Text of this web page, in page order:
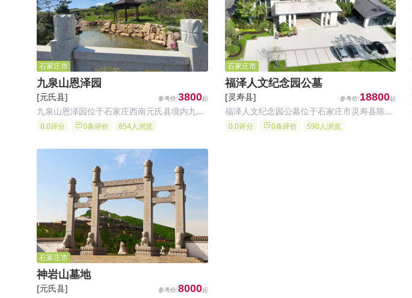
石家庄市
九泉山恩泽园
[元氏县] 3800
九泉山恩泽园位于石家庄西南元氏县境内九泉
山，紧邻元氏县烈士陵园，前有蟠龙湖后有九
赞公路即到
0.0评分 0条评价 854人浏览
石家庄市
福泽人文纪念园公墓
[灵寿县] 18800
福泽人文纪念园公墓位于石家庄市灵寿县陈庄
镇朱家背大队后花园村环湖路北行500米路
0.0评分 0条评价 590人浏览
石家庄市
神岩山墓地
[元氏县] 8000